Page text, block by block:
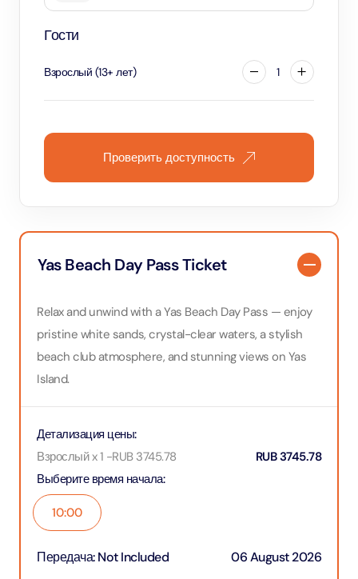
Yas Beach Day Pass Ticket
Relax and unwind with a Yas Beach Day Pass — enjoy
pristine white sands, crystal-clear waters, a stylish
beach club atmosphere, and stunning views on Yas
Island.
Выберите время начала:
10:00
Детализация цены:
Взрослый x 1 -RUB 3745.78 RUB3745.78
Передача:Not Included 06 August 2026
Гости
Взрослый (13+ лет) 1
Проверить доступность